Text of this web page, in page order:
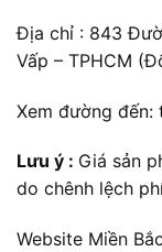
Địa chỉ : 843
Vấp – TPHCM
Xem đường đến:
Lưu ý : Giá sản
do chênh lệch
Website Miền